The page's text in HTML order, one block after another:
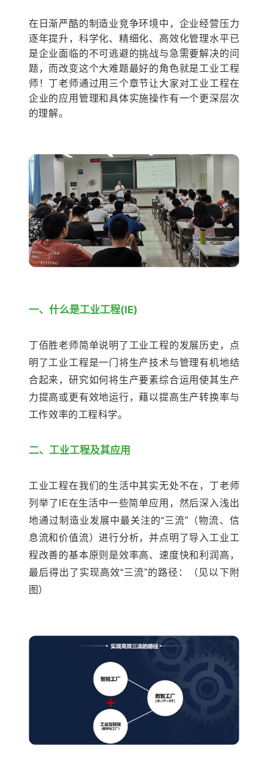
在日渐严酷的制造业竞争环境中，企业经营压力
逐年提升，科学化、精细化、高效化管理水平已
是企业面临的不可逃避的挑战与急需要解决的问
题，而改变这个大难题最好的角色就是工业工程
师！丁老师通过用三个章节让大家对工业工程在
企业的应用管理和具体实施操作有一个更深层次
的理解。
一、什么是工业工程(IE)
丁佰胜老师简单说明了工业工程的发展历史，点
明了工业工程是一门将生产技术与管理有机地结
合起来，研究如何将生产要素综合运用使其生产
力提高或更有效地运行，藉以提高生产转换率与
工作效率的工程科学。
二、工业工程及其应用
工业工程在我们的生活中其实无处不在，丁老师
列举了IE在生活中一些简单应用，然后深入浅出
地通过制造业发展中最关注的“三流”（物流、信
息流和价值流）进行分析，并点明了导入工业工
程改善的基本原则是效率高、速度快和利润高，
最后得出了实现高效“三流”的路径：（见以下附
图）